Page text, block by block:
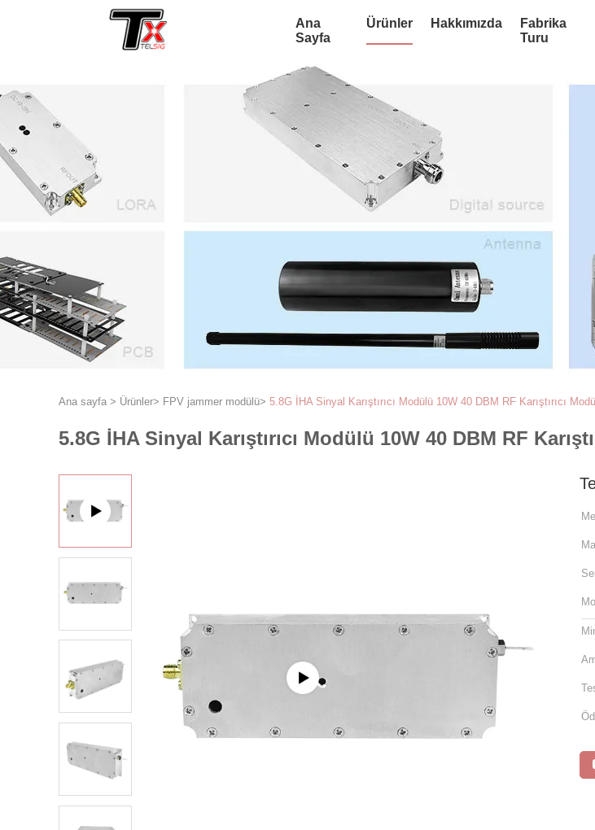
Ana
Sayfa
Ürünler Hakkımızda
Fabrika
Turu
Ana sayfa > Ürünler> FPV jammer modülü> 5.8G İHA Sinyal Karıştırıcı Modülü 10W 40 DBM RF Karıştırıcı
5.8G İHA Sinyal Karıştırıcı Modülü 10W 40 DBM RF